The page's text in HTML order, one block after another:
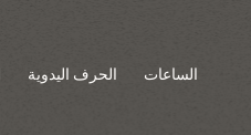
الساعات الحرف اليدوية